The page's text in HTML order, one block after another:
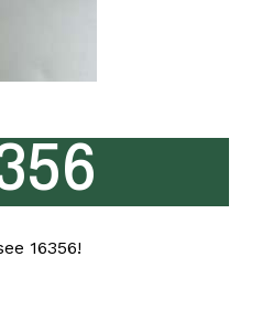
16356!